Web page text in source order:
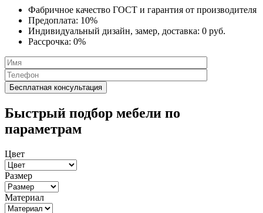
Фабричное качество ГОСТ и гарантия от производителя
Предоплата: 10%
Индивидуальный дизайн, замер, доставка: 0 руб.
Рассрочка: 0%
Быстрый подбор мебели по
параметрам
Цвет
Размер
Материал